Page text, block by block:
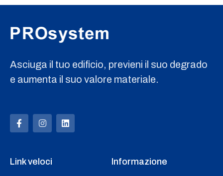
Asciuga il tuo edificio, previeni il suo degrado
e aumenta il suo valore materiale.
Link veloci Informazione